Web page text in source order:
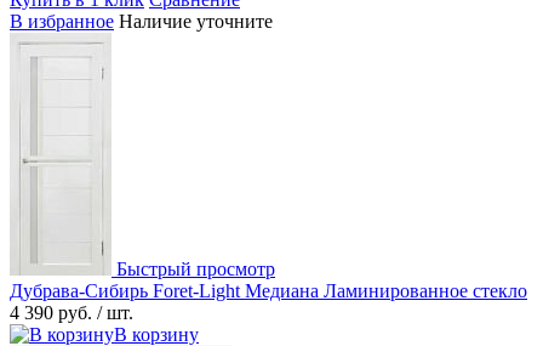
В избранное Наличие уточните
Быстрый просмотр
Дубрава-Сибирь Foret-Light Медиана Ламинированное стекло
4 390 руб. / шт.
В корзину